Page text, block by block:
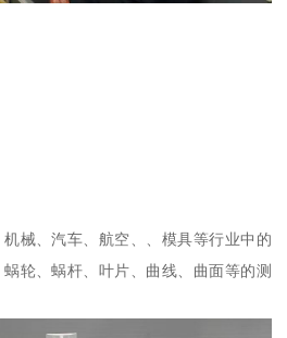
械、汽车、航空、、模具等行业中的
轮、蜗杆、叶片、曲线、曲面等的测